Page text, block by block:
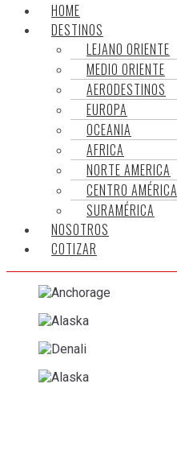
HOME
DESTINOS
LEJANO ORIENTE
MEDIO ORIENTE
AERODESTINOS
EUROPA
OCEANIA
AFRICA
NORTE AMERICA
CENTRO AMÉRICA
SURAMÉRICA
NOSOTROS
COTIZAR